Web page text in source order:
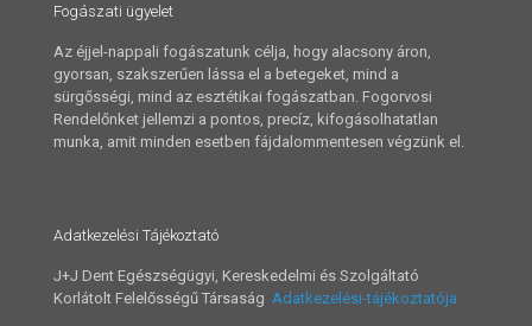
Fogászati ügyelet
Az éjjel-nappali fogászatunk célja, hogy alacsony áron,
gyorsan, szakszerűen lássa el a betegeket, mind a
sürgősségi, mind az esztétikai fogászatban. Fogorvosi
Rendelőnket jellemzi a pontos, precíz, kifogásolhatatlan
munka, amit minden esetben fájdalommentesen végzünk el.
Adatkezelési Tájékoztató
J+J Dent Egészségügyi, Kereskedelmi és Szolgáltató
Korlátolt Felelősségű Társaság Adatkezelési-tájékoztatója